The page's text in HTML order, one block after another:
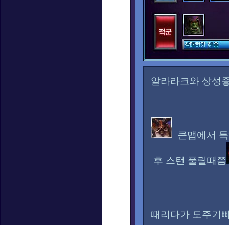
알라라크와 상성
큰맵에서
후 스턴 풀릴때쯤
때리다가 도주기